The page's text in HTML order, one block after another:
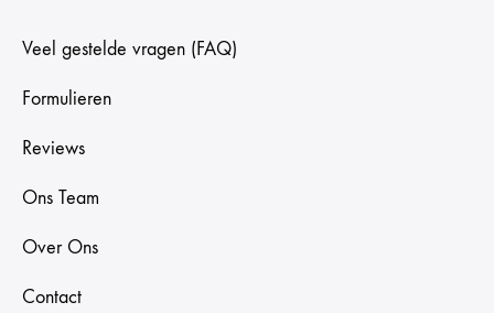
Veel gestelde vragen (FAQ)
Formulieren
Reviews
Ons Team
Over Ons
Contact